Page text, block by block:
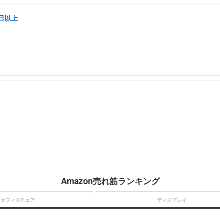
以上
Amazon売れ筋ランキング
オフィスチェア ディスプレイ